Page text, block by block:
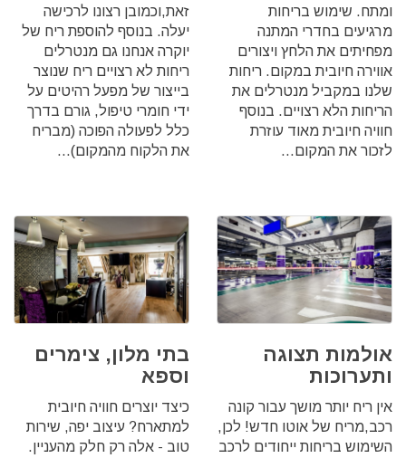
ומתח.‏ שימוש בריחות
מרגיעים בחדרי המתנה
מפחיתים את הלחץ ויצורים
אווירה חיובית במקום. ריחות
שלנו במקביל מנטרלים את
הריחות הלא רצויים.‏ בנוסף
חוויה חיובית מאוד עוזרת
לזכור את המקום...
זאת,וכמובן רצונו לרכישה
יעלה.‏ בנוסף להוספת ריח של
יוקרה אנחנו גם מנטרלים
ריחות לא רצויים ריח שנוצר
בייצור של מפעל רהיטים על
ידי חומרי טיפול, גורם בדרך
כלל לפעולה הפוכה (מבריח
את הלקוח מהמקום)...
אולמות תצוגה
ותערוכות
אין ריח יותר מושך עבור קונה
רכב,מריח של אוטו חדש!‏ לכן,
השימוש בריחות ייחודים לרכב
בתי מלון, צימרים
וספא
כיצד יוצרים חוויה חיובית
למתארח? עיצוב יפה, שירות
טוב - אלה רק חלק מהעניין.‏